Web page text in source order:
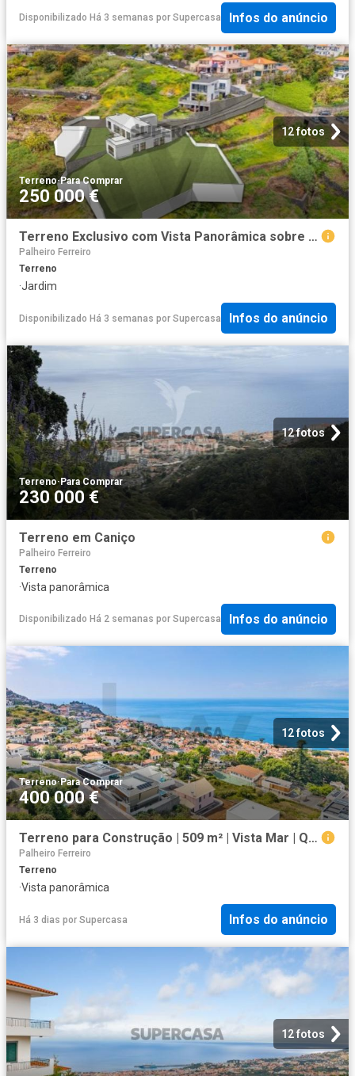
Disponibilizado Há 3 semanas por Supercasa Infos do anúncio
12 fotos
Terreno·Para Comprar
250 000 €
Terreno Exclusivo com Vista Panorâmica sobre a Baía do Funchal
Palheiro Ferreiro
Terreno
·Jardim
Disponibilizado Há 3 semanas por Supercasa Infos do anúncio
12 fotos
Terreno·Para Comprar
230 000 €
Terreno em Caniço
Palheiro Ferreiro
Terreno
·Vista panorâmica
Disponibilizado Há 2 semanas por Supercasa Infos do anúncio
12 fotos
Terreno·Para Comprar
400 000 €
Terreno para Construção | 509 m² | Vista Mar | Quinta do Faial | Funchal
Palheiro Ferreiro
Terreno
·Vista panorâmica
Há 3 dias por Supercasa Infos do anúncio
12 fotos